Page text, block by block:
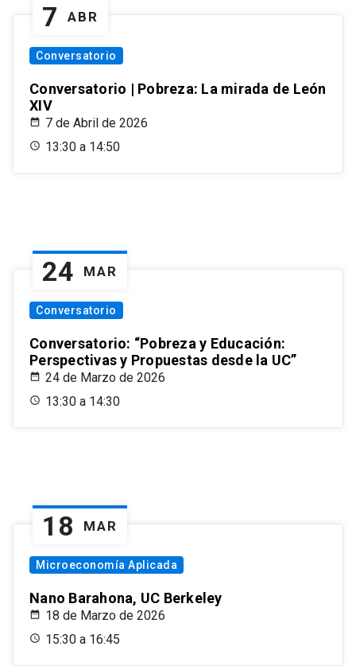
7 ABR
Conversatorio
Conversatorio | Pobreza: La mirada de León
XIV
7 de Abril de 2026
13:30 a 14:50
24 MAR
Conversatorio
Conversatorio: “Pobreza y Educación:
Perspectivas y Propuestas desde la UC”
24 de Marzo de 2026
13:30 a 14:30
18 MAR
Microeconomía Aplicada
Nano Barahona, UC Berkeley
18 de Marzo de 2026
15:30 a 16:45